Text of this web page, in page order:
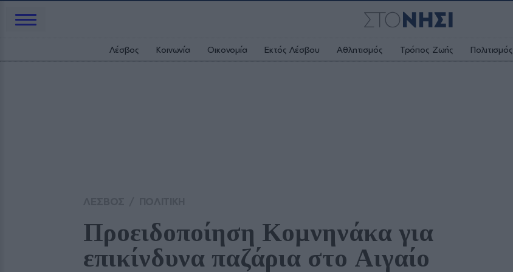
Λέσβος Κοινωνία Οικονομία Εκτός Λέσβου Αθλητισμός Τρόπος Ζωής Πολιτισμός
Προειδοποίηση Κομνηνάκα για
επικίνδυνα παζάρια στο Αιγαίο